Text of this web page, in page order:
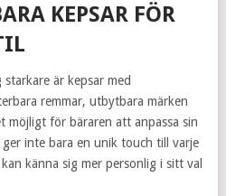
KEPSAR FÖR
är kepsar med
remmar, utbytbara märken
möjligt för bäraren att anpassa sin
inte bara en unik touch till varje
känna sig mer personlig i sitt val